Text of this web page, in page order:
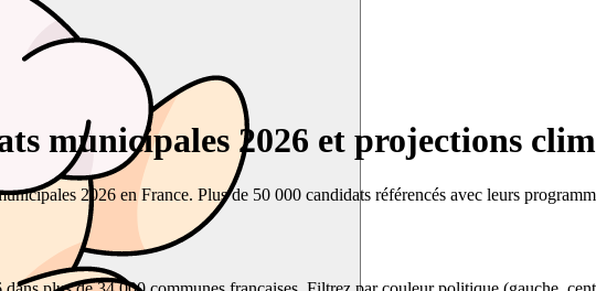
municipales 2026 et projections
2026 en France. Plus de 50 000 candidats référencés avec leurs